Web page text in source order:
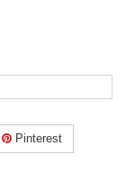
Pinterest